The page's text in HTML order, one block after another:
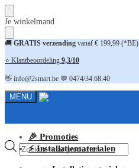
Skip
to
navigation
Skip
to
content
Je winkelmand
🚚 GRATIS verzending vanaf € 199,99 (*BE)
⭐ Klantbeoordeling 9,3/10
👋 info@2smart.be 💬 0474/34.68.40
MENU
Producten
zoeken
🎉 Promoties
⚡ Installatiematerialen